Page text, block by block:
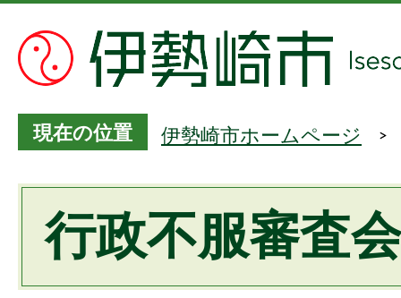
現在の位置 伊勢崎市ホームページ
行政不服審査会